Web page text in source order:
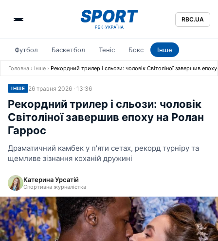
RBC.UA
Футбол Баскетбол Теніс Бокс Інше
Головна › Інше › Рекордний трилер і сльози: чоловік Світоліної завершив
ІНШЕ 26 травня 2026 · 13:36
Рекордний трилер і сльози: чоловік
Світоліної завершив епоху на Ролан
Гаррос
Драматичний камбек у п'яти сетах, рекорд турніру та
щемливе зізнання коханій дружині
Катерина Урсатій
Спортивна журналістка